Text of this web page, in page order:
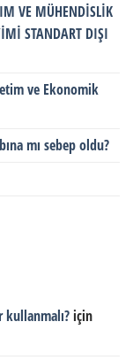
VE MÜHENDİSLİK
STANDART DIŞI
ve Ekonomik
mı sebep oldu?
kullanmalı? için